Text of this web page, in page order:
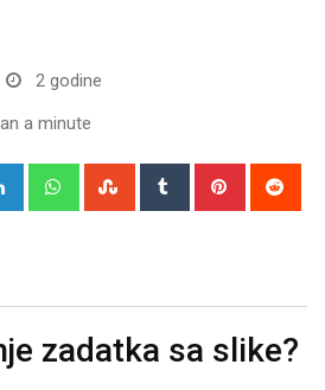
2 godine
a minute
LinkedIn WhatsappStumbleUpon
Tumblr Pinterest
zadatka sa slike?